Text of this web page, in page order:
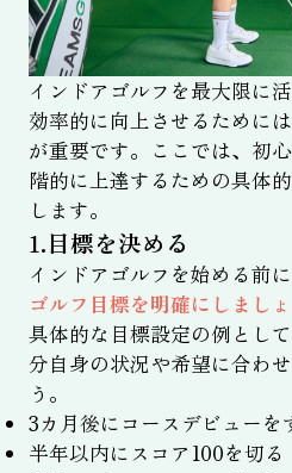
インドアゴルフを最大限に
効率的に向上させるために
が重要です。ここでは、初
階的に上達するための具体
します。
1.目標を決める
インドアゴルフを始める前
ゴルフ目標を明確にしましょ
具体的な目標設定の例とし
分自身の状況や希望に合わ
う。
3カ月後にコースデビューを
半年以内にスコア100を切る